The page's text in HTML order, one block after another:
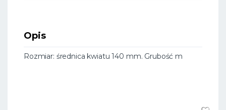
Opis
Rozmiar: średnica kwiatu 140 mm. Grubość m